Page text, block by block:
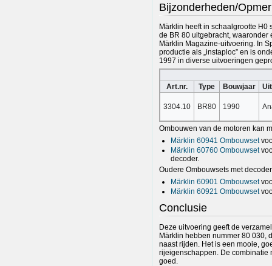
Bijzonderheden/
Märklin heeft in schaalgrootte
de BR 80 uitgebracht,
Märklin Magazine-uitvoering. In
productie als „instaploc” en is
1997 in diverse uitvoeringen
Art.nr. Type Bouwjaar
3304.10 BR80 1990
Ombouwen van de motoren kan
Märklin 60941 Ombouwset
Märklin 60760 Ombouwset
decoder.
Oudere Ombouwsets met
Märklin 60901 Ombouwset
Märklin 60921 Ombouwset
Conclusie
Deze uitvoering geeft de
Märklin hebben nummer 80 030,
naast rijden. Het is een mooie,
rijeigenschappen. De combinatie
goed.